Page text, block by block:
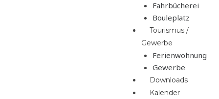
Fahrbücherei
Bouleplatz
Tourismus /
Gewerbe
Ferienwohnung
Gewerbe
Downloads
Kalender